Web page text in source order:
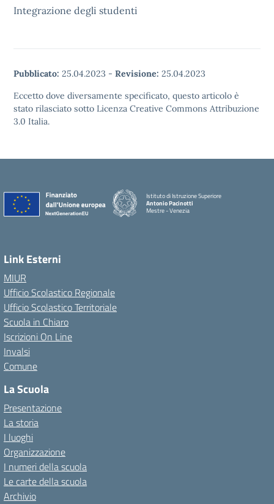
Integrazione degli studenti
Pubblicato: 25.04.2023 - Revisione: 25.04.2023
Eccetto dove diversamente specificato, questo articolo è
stato rilasciato sotto Licenza Creative Commons Attribuzione
3.0 Italia.
Istituto di Istruzione Superiore
Antonio Pacinotti
Mestre - Venezia
Link Esterni
MIUR
Ufficio Scolastico Regionale
Ufficio Scolastico Territoriale
Scuola in Chiaro
Iscrizioni On Line
Invalsi
Comune
La Scuola
Presentazione
La storia
I luoghi
Organizzazione
I numeri della scuola
Le carte della scuola
Archivio